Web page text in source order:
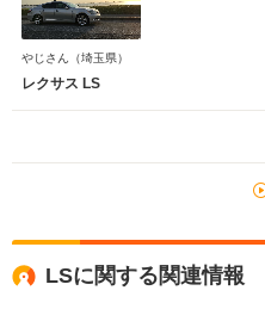
やじさん （埼玉県）
レクサス LS
LSに関する関連情報